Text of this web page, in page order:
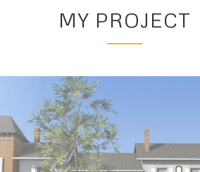
MY PROJECT